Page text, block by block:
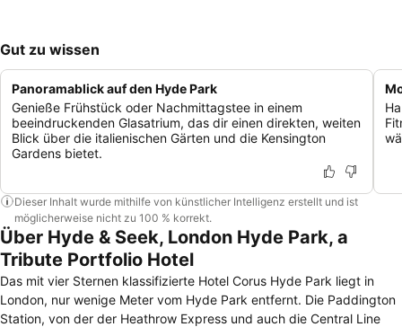
Gut zu wissen
Panoramablick auf den Hyde Park
Genieße Frühstück oder Nachmittagstee in einem
beeindruckenden Glasatrium, das dir einen direkten, weiten
Blick über die italienischen Gärten und die Kensington
Gardens bietet.
Dieser Inhalt wurde mithilfe von künstlicher Intelligenz erstellt und ist
möglicherweise nicht zu 100 % korrekt.
Über Hyde & Seek, London Hyde Park, a
Tribute Portfolio Hotel
Das mit vier Sternen klassifizierte Hotel Corus Hyde Park liegt in
London, nur wenige Meter vom Hyde Park entfernt. Die Paddington
Station, von der der Heathrow Express und auch die Central Line